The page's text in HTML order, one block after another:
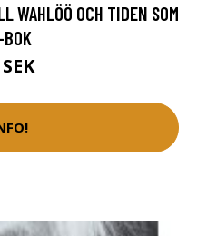
WAHLÖÖ OCH TIDEN SOM